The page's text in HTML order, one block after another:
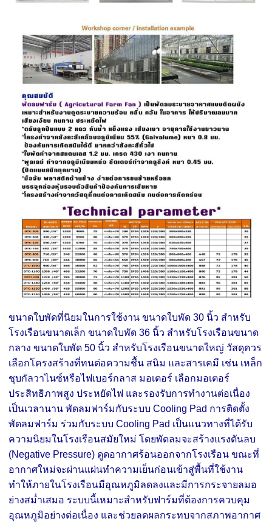
ขนาดใบพัดที่นิยมในการใช้งาน ขนาดใบพัด 30 นิ้ว สำหรับ
โรงเรือนขนาดเล็ก ขนาดใบพัด 36 นิ้ว สำหรับโรงเรือนขนาด
กลาง ขนาดใบพัด 50 นิ้ว สำหรับโรงเรือนขนาดใหญ่ วัสดุควร
เลือกโครงสร้างที่ทนต่อความชื้น สนิม และสารเคมี เช่น เหล็ก
ชุบกัลวาไนซ์หรือไฟเบอร์กลาส มอเตอร์ เลือกมอเตอร์
ประสิทธิภาพสูง ประหยัดไฟ และรองรับการทำงานต่อเนื่อง
เป็นเวลานาน พัดลมฟาร์มกับระบบ Cooling Pad การติดตั้ง
พัดลมฟาร์ม ร่วมกับระบบ Cooling Pad เป็นแนวทางที่ได้รับ
ความนิยมในโรงเรือนสมัยใหม่ โดยพัดลมจะสร้างแรงดันลบ
(Negative Pressure) ดูดอากาศร้อนออกจากโรงเรือน ขณะที่
อากาศใหม่จะผ่านแผ่นทำความเย็นก่อนเข้าสู่พื้นที่ใช้งาน
ทำให้ภายในโรงเรือนมีอุณหภูมิลดลงและมีการกระจายลมอ
ย่างสม่ำเสมอ ระบบนี้เหมาะสำหรับฟาร์มที่ต้องการควบคุม
อุณหภูมิอย่างต่อเนื่อง และช่วยลดผลกระทบจากสภาพอากาศ